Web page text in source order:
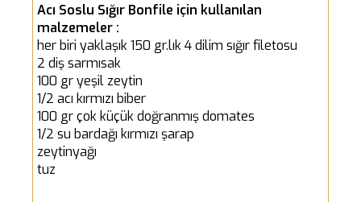
Acı Soslu Sığır Bonfile için kullanılan
malzemeler :
her biri yaklaşık 150 gr.lık 4 dilim sığır filetosu
2 diş sarmısak
100 gr yeşil zeytin
1/2 acı kırmızı biber
100 gr çok küçük doğranmış domates
1/2 su bardağı kırmızı şarap
zeytinyağı
tuz